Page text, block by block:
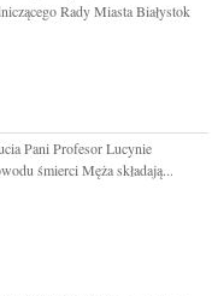
Rady Miasta Białystok
Pani Profesor Lucynie
śmierci Męża składają...